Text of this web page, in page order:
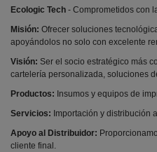
Ecologic Tech - Comprometidos con
Misión: Ofrecer soluciones
apoyándolos no solo con excelente
Visión: Ser el socio estratégico más
cartelería personalizada, soluciones
Productos: Insumos y equipos de
Servicios: Importación y distribución
Apoyo al Distribuidor:
cliente final.